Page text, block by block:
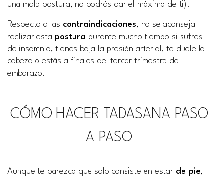
una mala postura, no podrás dar el máximo de ti).
Respecto a las contraindicaciones, no se aconseja
realizar esta postura durante mucho tiempo si sufres
de insomnio, tienes baja la presión arterial, te duele la
cabeza o estás a finales del tercer trimestre de
embarazo.
CÓMO HACER TADASANA PASO
A PASO
Aunque te parezca que solo consiste en estar de pie,